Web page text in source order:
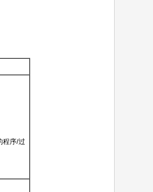
程序/过